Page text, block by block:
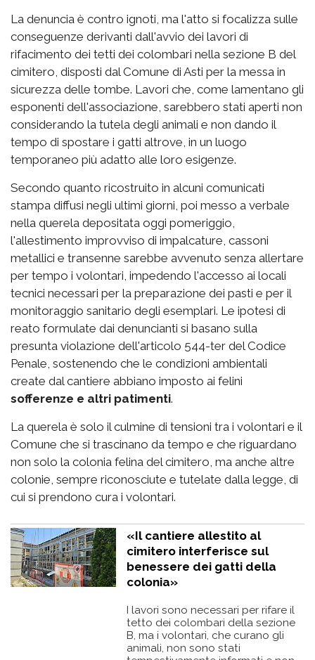
La denuncia è contro ignoti, ma l'atto si focalizza sulle
conseguenze derivanti dall'avvio dei lavori di
rifacimento dei tetti dei colombari nella sezione B del
cimitero, disposti dal Comune di Asti per la messa in
sicurezza delle tombe. Lavori che, come lamentano gli
esponenti dell'associazione, sarebbero stati aperti non
considerando la tutela degli animali e non dando il
tempo di spostare i gatti altrove, in un luogo
temporaneo più adatto alle loro esigenze.
Secondo quanto ricostruito in alcuni comunicati
stampa diffusi negli ultimi giorni, poi messo a verbale
nella querela depositata oggi pomeriggio,
l'allestimento improvviso di impalcature, cassoni
metallici e transenne sarebbe avvenuto senza allertare
per tempo i volontari, impedendo l'accesso ai locali
tecnici necessari per la preparazione dei pasti e per il
monitoraggio sanitario degli esemplari. Le ipotesi di
reato formulate dai denuncianti si basano sulla
presunta violazione dell'articolo 544-ter del Codice
Penale, sostenendo che le condizioni ambientali
create dal cantiere abbiano imposto ai felini
sofferenze e altri patimenti.
La querela è solo il culmine di tensioni tra i volontari e il
Comune che si trascinano da tempo e che riguardano
non solo la colonia felina del cimitero, ma anche altre
colonie, sempre riconosciute e tutelate dalla legge, di
cui si prendono cura i volontari.
«Il cantiere allestito al
cimitero interferisce sul
benessere dei gatti della
colonia»
I lavori sono necessari per rifare il
tetto dei colombari della sezione
B, ma i volontari, che curano gli
animali, non sono stati